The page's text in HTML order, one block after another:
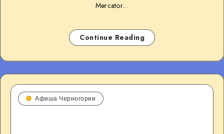
Mercator…
Continue Reading
Афиша Черногории